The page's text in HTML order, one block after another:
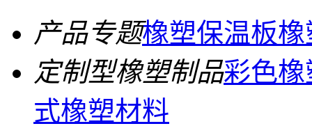
产品专题橡塑保温板橡
定制型橡塑制品彩色
式橡塑材料